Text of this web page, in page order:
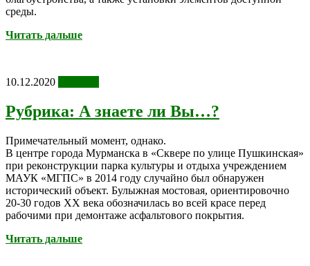
среды.
Читать дальше
10.12.2020
Рубрика: А знаете ли Вы…?
Примечательный момент, однако.
В центре города Мурманска в «Сквере по улице Пушкинская»
при реконструкции парка культуры и отдыха учреждением
МАУК «МГПС» в 2014 году случайно был обнаружен
исторический объект. Булыжная мостовая, ориентировочно
20-30 годов XX века обозначилась во всей красе перед
рабочими при демонтаже асфальтового покрытия.
Читать дальше